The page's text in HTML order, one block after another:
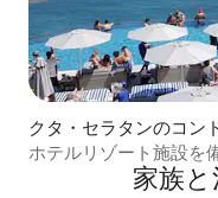
クタ・セラタンのコン
ホテルリゾート施設を
家族